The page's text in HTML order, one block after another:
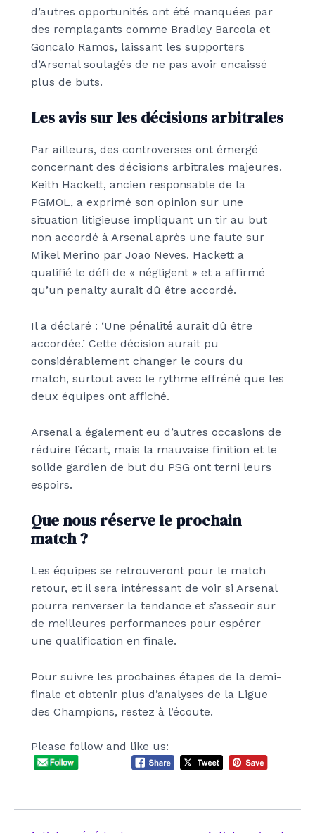
d’autres opportunités ont été manquées par
des remplaçants comme Bradley Barcola et
Goncalo Ramos, laissant les supporters
d’Arsenal soulagés de ne pas avoir encaissé
plus de buts.
Les avis sur les décisions arbitrales
Par ailleurs, des controverses ont émergé
concernant des décisions arbitrales majeures.
Keith Hackett, ancien responsable de la
PGMOL, a exprimé son opinion sur une
situation litigieuse impliquant un tir au but
non accordé à Arsenal après une faute sur
Mikel Merino par Joao Neves. Hackett a
qualifié le défi de « négligent » et a affirmé
qu’un penalty aurait dû être accordé.
Il a déclaré : ‘Une pénalité aurait dû être
accordée.’ Cette décision aurait pu
considérablement changer le cours du
match, surtout avec le rythme effréné que les
deux équipes ont affiché.
Arsenal a également eu d’autres occasions de
réduire l’écart, mais la mauvaise finition et le
solide gardien de but du PSG ont terni leurs
espoirs.
Que nous réserve le prochain
match ?
Les équipes se retrouveront pour le match
retour, et il sera intéressant de voir si Arsenal
pourra renverser la tendance et s’asseoir sur
de meilleures performances pour espérer
une qualification en finale.
Pour suivre les prochaines étapes de la demi-
finale et obtenir plus d’analyses de la Ligue
des Champions, restez à l’écoute.
Please follow and like us: